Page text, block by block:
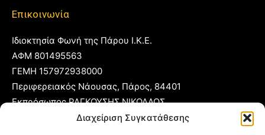
Διαχείριση Συγκατάθεσης
Επικοινωνία
Ιδιοκτησία Φωνή της Πάρου Ι.Κ.Ε.
ΑΦΜ 801495563
ΓΕΜΗ 157972938000
Περιφερειακός Νάουσας, Πάρος, 84401
Εκπρόσωπος ΡΑΓΚΟΥΣΗΣ ΝΙΚΟΛΑΟΣ